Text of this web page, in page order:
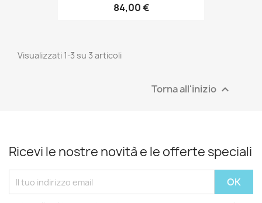
84,00 €
Visualizzati 1-3 su 3 articoli
Torna all'inizio 
Ricevi le nostre novità e le offerte speciali